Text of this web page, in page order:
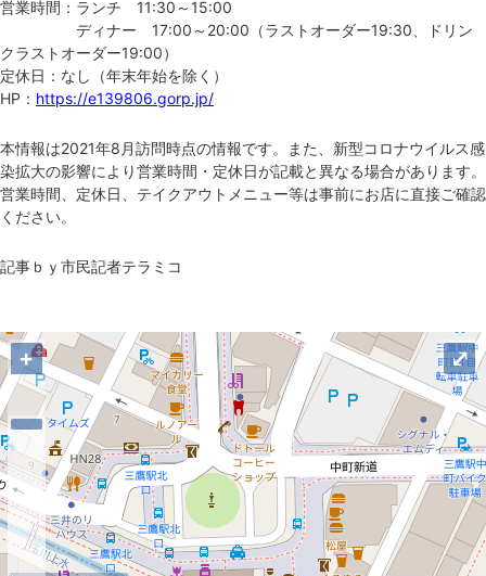
営業時間：ランチ 11:30～15:00
ディナー 17:00～20:00（ラストオーダー19:30、ドリン
クラストオーダー19:00）
定休日：なし（年末年始を除く）
HP： https://e139806.gorp.jp/
本情報は2021年8月訪問時点の情報です。また、新型コロナウイルス感
染拡大の影響により営業時間・定休日が記載と異なる場合があります。
営業時間、定休日、テイクアウトメニュー等は事前にお店に直接ご確認
ください。
記事ｂｙ市民記者テラミコ
+ ⤢